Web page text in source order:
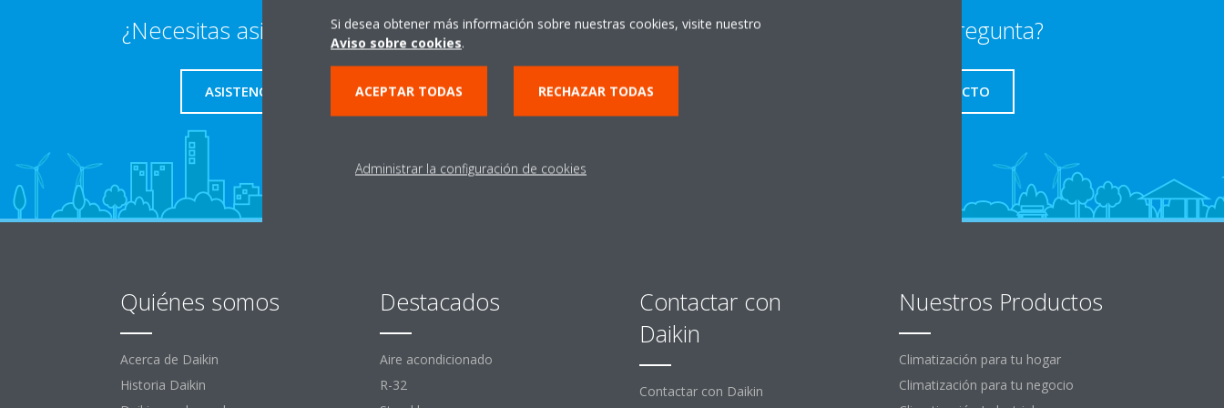
¿Necesitas asistencia técnica?
ASISTENCIA TÉCNICA
Distribuidores
ENCUENTRA TU DISTRIBUIDOR
¿Alguna pregunta?
CONTACTO
Quiénes somos
Acerca de Daikin
Historia Daikin
Destacados
Aire acondicionado
R-32
Contactar con
Daikin
Contactar con Daikin
Nuestros Productos
Climatización para tu hogar
Climatización para tu negocio
Si desea obtener más información sobre nuestras cookies, visite nuestro
Aviso sobre cookies.
ACEPTAR TODAS RECHAZAR TODAS
Administrar la configuración de cookies